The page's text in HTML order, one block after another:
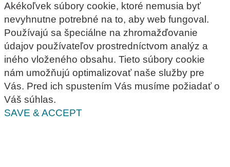
Akékoľvek súbory cookie, ktoré nemusia byť
nevyhnutne potrebné na to, aby web fungoval.
Používajú sa špeciálne na zhromažďovanie
údajov používateľov prostredníctvom analýz a
iného vloženého obsahu. Tieto súbory cookie
nám umožňujú optimalizovať naše služby pre
Vás. Pred ich spustením Vás musíme požiadať o
Váš súhlas.
SAVE & ACCEPT